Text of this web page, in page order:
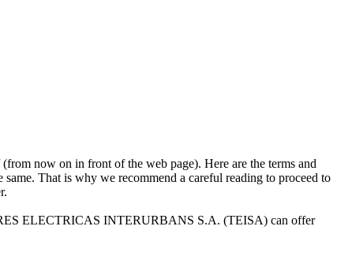
now on in front of the web page). Here are the terms and
That is why we recommend a careful reading to proceed to
ELECTRICAS INTERURBANS S.A. (TEISA) can offer